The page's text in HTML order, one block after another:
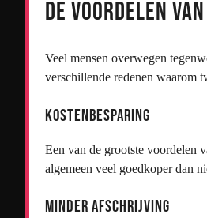
De Voordelen
Veel mensen overwegen
verschillende redenen waarom
Kostenbesparing
Een van de grootste voordelen
algemeen veel goedkoper dan
Minder Afschrijving